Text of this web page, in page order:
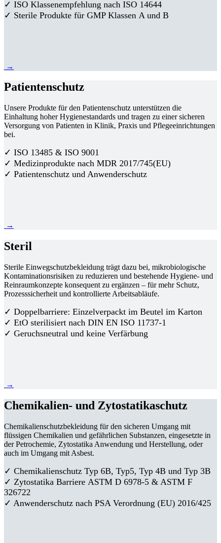
✓ ISO Klassenempfehlung nach ISO 14644
✓ Sterile Produkte für GMP Klassen A und B
→
Patientenschutz
Unsere Produkte für den Patientenschutz unterstützen die
Einhaltung hoher Hygienestandards und tragen zu einer sicheren
Versorgung von Patienten in Klinik, Praxis und Pflegeeinrichtungen
bei.
✓ ISO 13485 & ISO 9001
✓ Medizinprodukte nach MDR 2017/745(EU)
✓ Patientenschutz und Anwenderschutz
→
Steril
Sterile Einwegschutzbekleidung trägt dazu bei, mikrobiologische
Kontaminationsrisiken zu reduzieren und bestehende Hygiene- und
Reinraumkonzepte konsequent zu ergänzen – für mehr Schutz,
Prozesssicherheit und kontrollierte Arbeitsabläufe.
✓ Doppelbarriere: Einzelverpackt im Beutel im Karton
✓ EtO sterilisiert nach DIN EN ISO 11737-1
✓ Geruchsneutral und keine Verfärbung
→
Chemikalien- und Zytostatikaschutz
Chemikalienschutzbekleidung für den sicheren Umgang mit
flüssigen Chemikalien und gefährlichen Substanzen, eingesetzte in
der Petrochemie, Zytostatika Anwendung und Herstellung, oder
auch im Umgang mit Asbest.
✓ Chemikalienschutz Typ 6B, Typ5, Typ 4B und Typ 3B
✓ Zytostatika Barriere ASTM D 6978-5 & ASTM F
326722
✓ Anwenderschutz nach PSA Verordnung (EU) 2016/425